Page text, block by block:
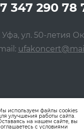
347 290 78
Уфа, ул. 50-летия
используем файлы cookies
улучшения работы сайта.
на нашем сайте, вы
с условиями